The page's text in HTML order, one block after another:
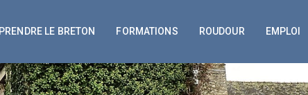
LE BRETON FORMATIONS ROUDOUR EMPLOI